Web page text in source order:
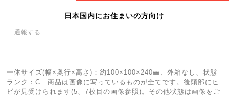
日本国内にお住まいの方向け
通報する
一体サイズ(幅×奥行×高さ)：約100×100×240㎜、外箱なし、状態
ランク：C 商品は画像に写っているものが全てです。後頭部にヒ
ビが見受けられます(5、7枚目の画像参照)。その他状態は画像をご